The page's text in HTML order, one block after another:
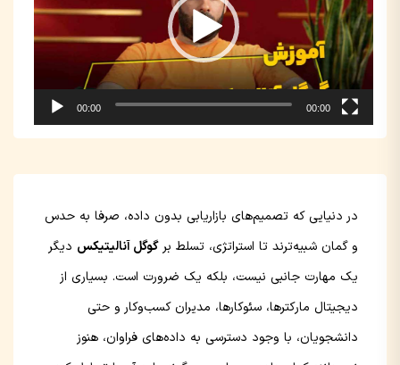
00:00 00:00
در دنیایی که تصمیم‌های بازاریابی بدون داده، صرفا به حدس
و گمان شبیه‌ترند تا استراتژی، تسلط برگوگل آنالیتیکس دیگر
یک مهارت جانبی نیست، بلکه یک ضرورت است. بسیاری از
دیجیتال مارکترها، سئوکارها، مدیران کسب‌وکار و حتی
دانشجویان، با وجود دسترسی به داده‌های فراوان، هنوز